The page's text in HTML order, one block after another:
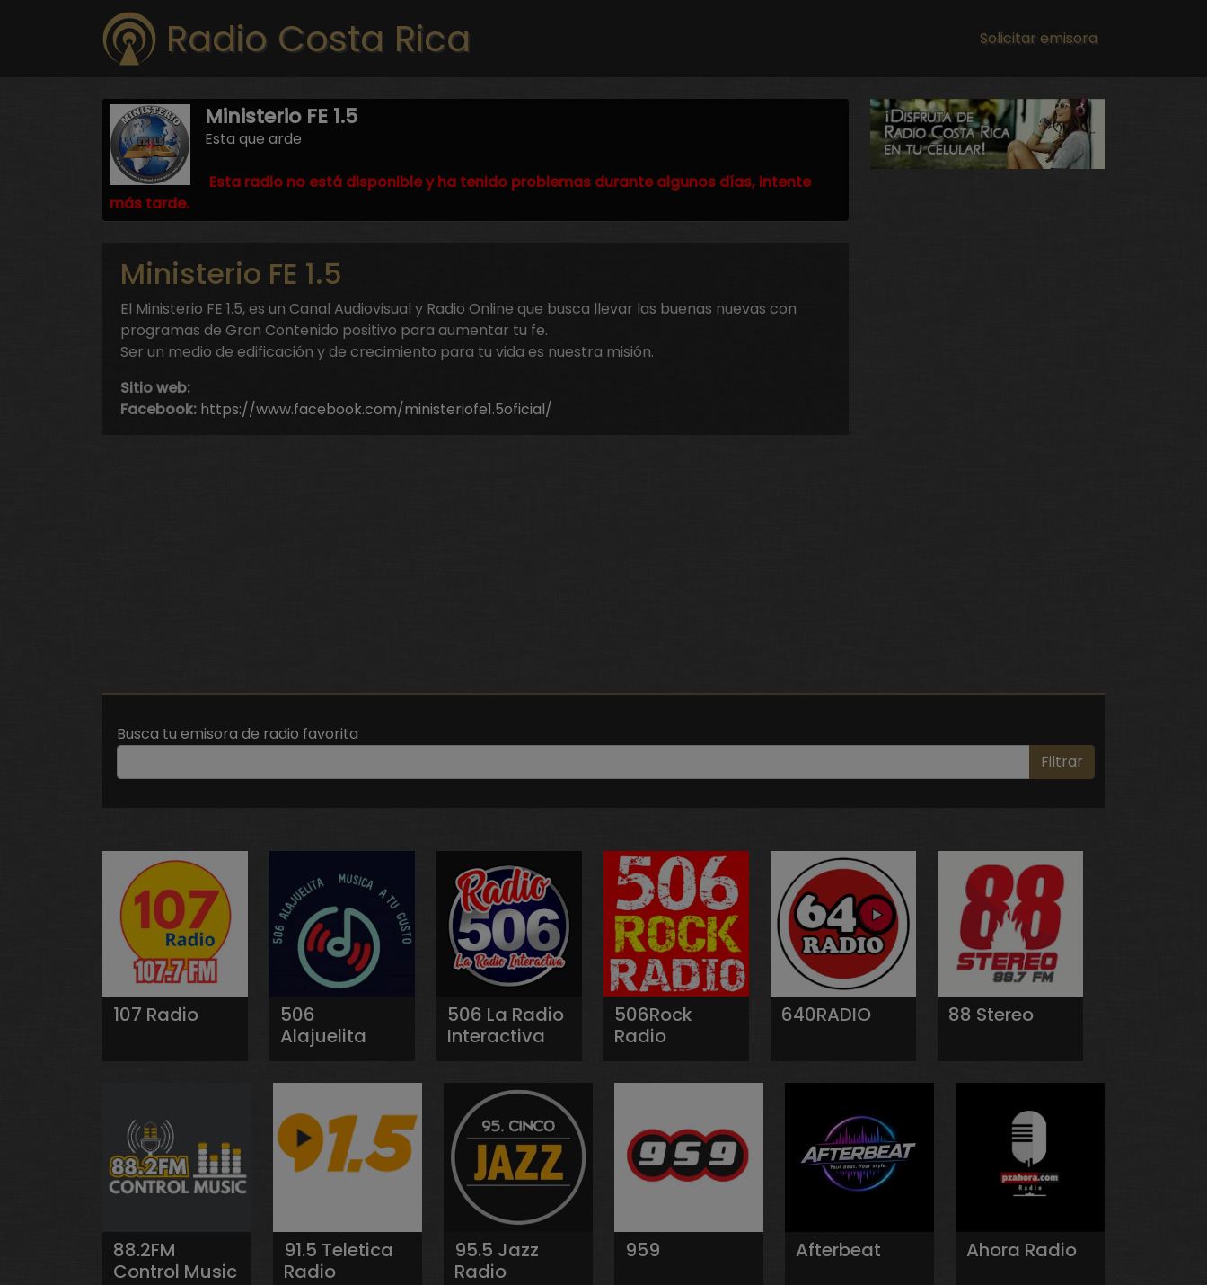
Radio Costa Rica Main navigation
Solicitar emisora
Ministerio FE 1.5
Esta que arde
Esta radio no está disponible y ha tenido problemas durante algunos días, intente
más tarde.
Ministerio FE 1.5
El Ministerio FE 1.5, es un Canal Audiovisual y Radio Online que busca llevar las buenas nuevas con
programas de Gran Contenido positivo para aumentar tu fe.
Ser un medio de edificación y de crecimiento para tu vida es nuestra misión.
Sitio web:
Facebook: https://www.facebook.com/ministeriofe1.5oficial/
Busca tu emisora de radio favorita
Filtrar
107 Radio
506
Alajuelita
506 La Radio
Interactiva
506Rock
Radio
640RADIO 88 Stereo
88.2FM
Control Music
91.5 Teletica
Radio
95.5 Jazz
Radio
959 Afterbeat Ahora Radio